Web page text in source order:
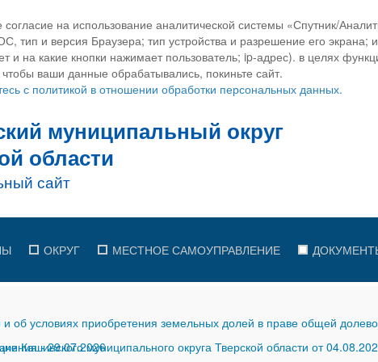
на использование аналитической системы «Спутник/
тип и версия Браузера; тип устройства и разрешение его экрана;
и на какие кнопки нажимает пользователь; ip-адрес). в целях
ваши данные обрабатывались, покиньте сайт.
с политикой в отношении обработки персональных данных.
ОКРУГ МЕСТНОЕ САМОУПРАВЛЕНИЕ
об условиях приобретения земельных долей в праве общей
-29.07.2026
Кашинского муниципального округа Тверской области от